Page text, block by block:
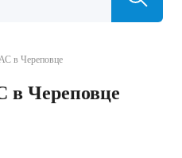
в Череповце
Череповце